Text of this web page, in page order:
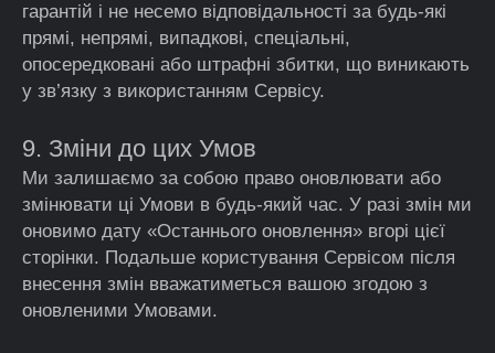
гарантій і не несемо відповідальності за будь-які
прямі, непрямі, випадкові, спеціальні,
опосередковані або штрафні збитки, що виникають
у зв’язку з використанням Сервісу.
9. Зміни до цих Умов
Ми залишаємо за собою право оновлювати або
змінювати ці Умови в будь-який час. У разі змін ми
оновимо дату «Останнього оновлення» вгорі цієї
сторінки. Подальше користування Сервісом після
внесення змін вважатиметься вашою згодою з
оновленими Умовами.